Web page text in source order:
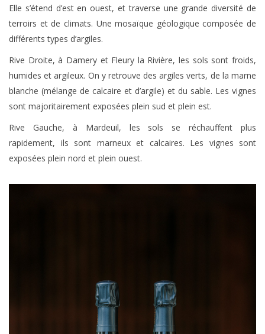
Elle s’étend d’est en ouest, et traverse une grande diversité de
terroirs et de climats. Une mosaïque géologique composée de
différents types d’argiles.
Rive Droite, à Damery et Fleury la Rivière, les sols sont froids,
humides et argileux. On y retrouve des argiles verts, de la marne
blanche (mélange de calcaire et d’argile) et du sable. Les vignes
sont majoritairement exposées plein sud et plein est.
Rive Gauche, à Mardeuil, les sols se réchauffent plus
rapidement, ils sont marneux et calcaires. Les vignes sont
exposées plein nord et plein ouest.